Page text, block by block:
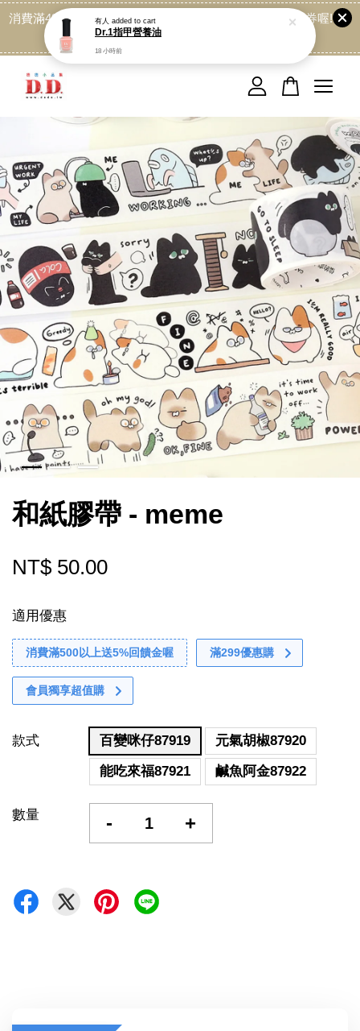
消費滿499免運喔, 記得加LINE:@dede168 領取專屬折扣券喔!
和紙膠帶 - meme
NT$ 50.00
適用優惠
消費滿500以上送5%回饋金喔 滿299優惠購
會員獨享超值購
款式 百變咪仔87919
元氣胡椒87920
能吃來福87921
鹹魚阿金87922
數量 - +
您的購物車目前還是空的。